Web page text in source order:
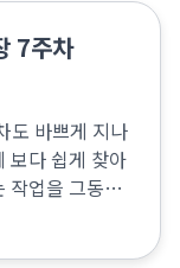
7주차
도 바쁘게 지나
보다 쉽게 찾아
작업을 그동안
지 못하게 되